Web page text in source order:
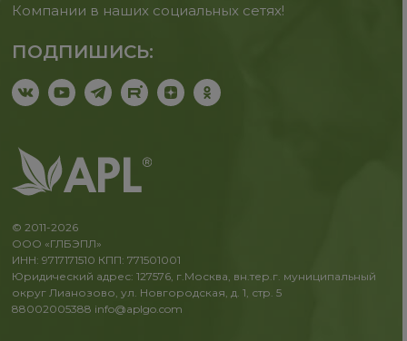
Компании в наших социальных сетях!
ПОДПИШИСЬ:
© 2011-2026
ООО «ГЛБЭПЛ»
ИНН: 9717171510 КПП: 771501001
Юридический адрес: 127576, г.Москва, вн.тер.г. муниципальный
округ Лианозово, ул. Новгородская, д. 1, стр. 5
88002005388 info@aplgo.com